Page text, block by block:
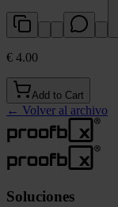
€ 4.00
Add to Cart
← Volver al archivo
Soluciones